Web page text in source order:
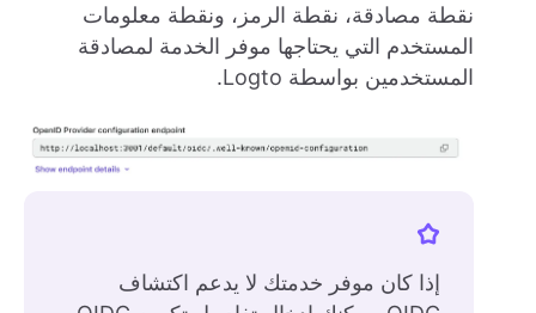
نقطة مصادقة، نقطة الرمز، ونقطة معلومات
المستخدم التي يحتاجها موفر الخدمة لمصادقة
المستخدمين بواسطة Logto.
إذا كان موفر خدمتك لا يدعم اكتشاف